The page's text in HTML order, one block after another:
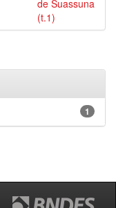
de Suassuna
(t.1)
1